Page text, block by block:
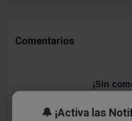
Comentarios
¡Sin
🔔 ¡Activa las